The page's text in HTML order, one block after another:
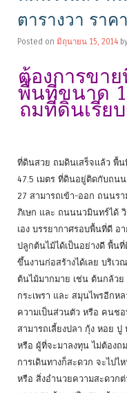
ตารางวา ราค
Posted on มิถุนายน 15, 2014 by
ต้องการขา
พื้นที่ขนาด 1
ถมที่ดินเรีย
ที่ดินสวย ถมดินเสร็จแล้ว พื้น
47.5 เมตร ที่ดินอยู่ติดกับถน
27 สามารถเข้า-ออก ถนนร
ภิเษก และ ถนนนวมินทร์ได้
เอง บรรยากาศรอบพื้นที่ดี อ
ปลูกต้นไม้ได้เป็นอย่างดี พื้น
ขึ้นงานก่อสร้างได้เลย บริเ
ต้นไม้มากมาย เช่น ต้นกล้ว
กระเพรา และ สมุนไพรอีก
ความเป็นส่วนตัว หรือ คนชอ
สามารถเลี้ยงปลา กุ้ง หอย
หรือ ผู้ที่จะมาลงทุน ไม่ต้องถ
การเดินทางก็สะดวก จะไปไ
หรือ สิ่งอำนวยความสะดวก